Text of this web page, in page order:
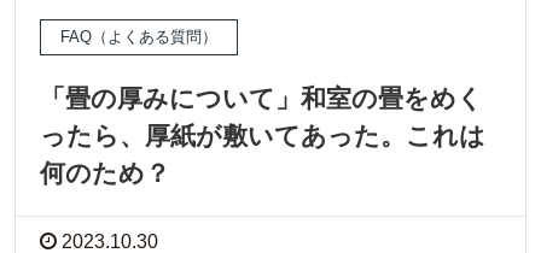
FAQ（よくある質問）
「畳の厚みについて」和室の畳をめく
ったら、厚紙が敷いてあった。これは
何のため？
2023.10.30